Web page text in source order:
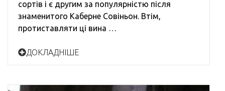
сортів і є другим за популярністю після
знаменитого Каберне Совіньон. Втім,
протиставляти ці вина …
ДОКЛАДНІШЕ